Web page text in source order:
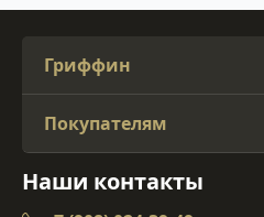
Гриффин
Покупателям
Наши контакты